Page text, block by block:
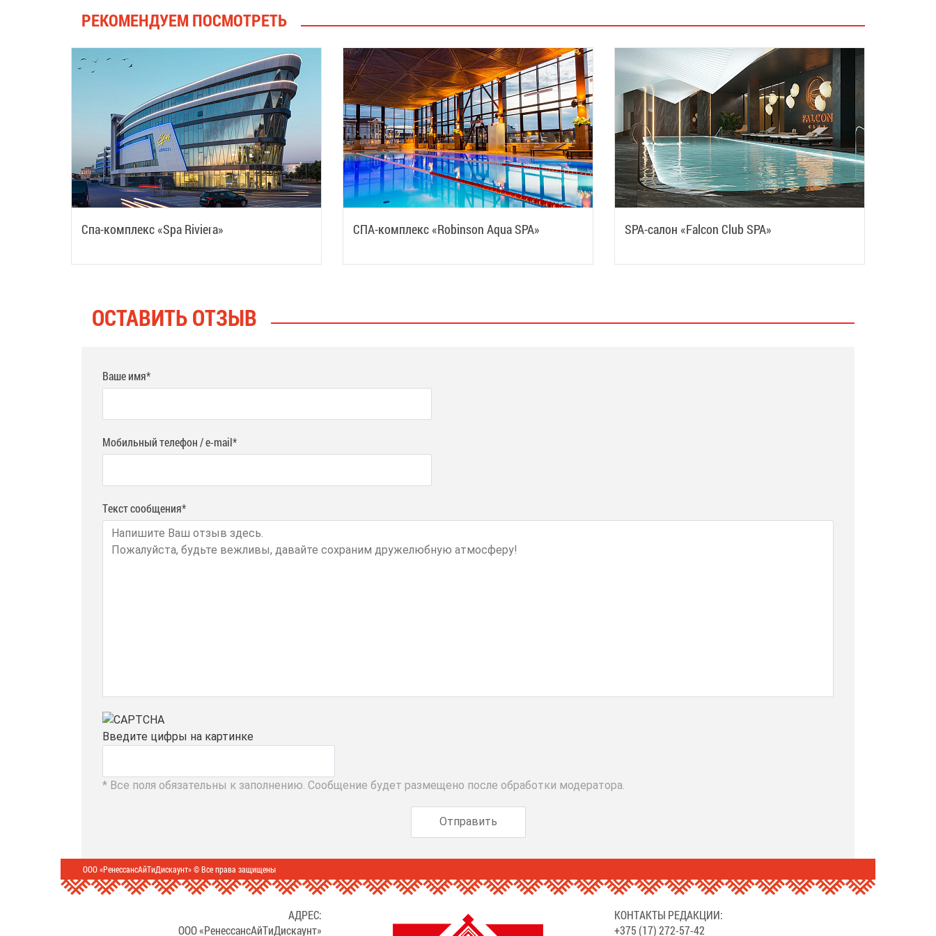
РЕКОМЕНДУЕМ ПОСМОТРЕТЬ
Спа-комплекс «Spa Riviera» СПА-комплекс «Robinson Aqua SPA» SPA-салон «Falcon Club SPA»
ОСТАВИТЬ ОТЗЫВ
Ваше имя*
Мобильный телефон / e-mail*
Текст сообщения*
Введите цифры на картинке
* Все поля обязательны к заполнению. Сообщение будет размещено после обработки модератора.
ООО «РенессансАйТиДискаунт» © Все права защищены
АДРЕС:
ООО «РенессансАйТиДискаунт»
КОНТАКТЫ РЕДАКЦИИ:
+375 (17) 272-57-42